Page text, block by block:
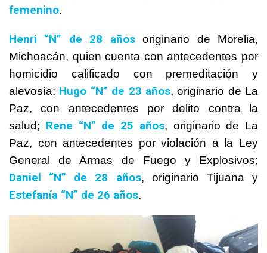
femenino.
Henri “N” de 28 añosoriginario de Morelia,
Michoacán, quien cuenta con antecedentes por
homicidio calificado con premeditación y
alevosía; Hugo “N” de 23 años, originario de La
Paz, con antecedentes por delito contra la
salud; Rene “N” de 25 años, originario de La
Paz, con antecedentes por violación a la Ley
General de Armas de Fuego y Explosivos;
Daniel “N” de 28 años, originario Tijuana y
Estefanía “N” de 26 años.